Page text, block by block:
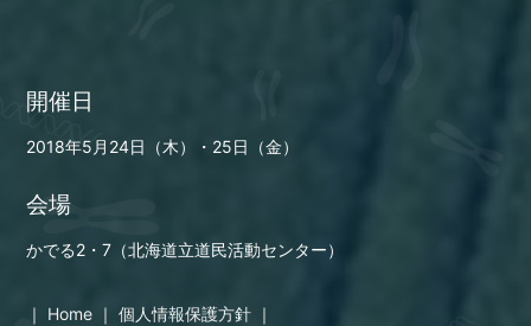
開催日
2018年5月24日（木）・25日（金）
会場
かでる2・7（北海道⽴道⺠活動センター）
｜ Home ｜個人情報保護方針 ｜